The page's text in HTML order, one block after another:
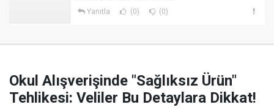
Yanıtla (0) (0)
Okul Alışverişinde "Sağlıksız Ürün"
Tehlikesi: Veliler Bu Detaylara Dikkat!